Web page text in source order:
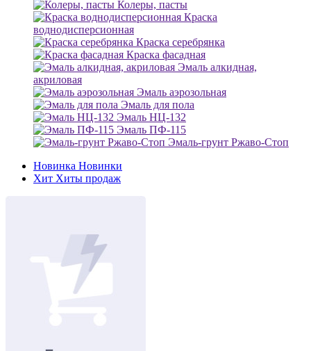
Колеры, пасты
Краска
воднодисперсионная
Краска серебрянка
Краска фасадная
Эмаль алкидная,
акриловая
Эмаль аэрозольная
Эмаль для пола
Эмаль НЦ-132
Эмаль ПФ-115
Эмаль-грунт Ржаво-Стоп
Новинка Новинки
Хит Хиты продаж